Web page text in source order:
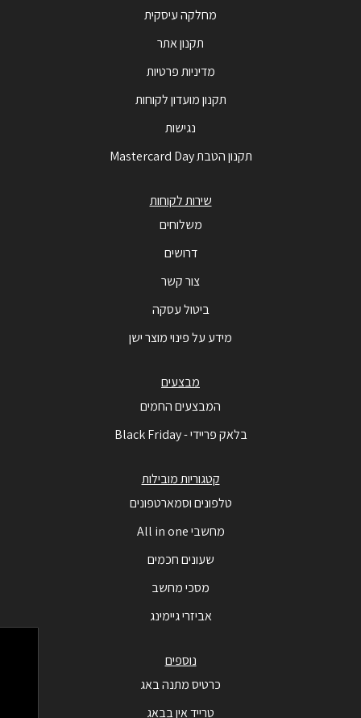
מחלקה עיסקית
תקנון אתר
מדיניות פרטיות
תקנון מועדון לקוחות
נגישות
תקנון הטבת Mastercard Day
שירות לקוחות
משלוחים
דרושים
צור קשר
ביטול עסקה
מידע על פינוי מוצר ישן
מבצעים
המבצעים החמים
בלאק פריידי - Black Friday
קטגוריות מובילות
טלפונים וסמארטפונים
מחשבי All in one
שעונים חכמים
מסכי מחשב
אביזרי גיימינג
נוספים
כרטיס מתנה באג
טרייד אין בבאג